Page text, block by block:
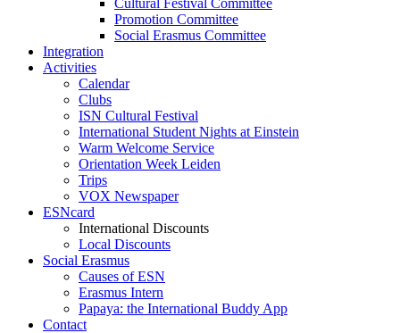
Cultural Festival Committee
Promotion Committee
Social Erasmus Committee
Integration
Activities
Calendar
Clubs
ISN Cultural Festival
International Student Nights at Einstein
Warm Welcome Service
Orientation Week Leiden
Trips
VOX Newspaper
ESNcard
International Discounts
Local Discounts
Social Erasmus
Causes of ESN
Erasmus Intern
Papaya: the International Buddy App
Contact